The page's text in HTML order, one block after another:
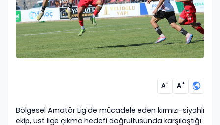
A- A+
Bölgesel Amatör Lig'de mücadele eden kırmızı-siyahlı
ekip, üst lige çıkma hedefi doğrultusunda karşılaştığı